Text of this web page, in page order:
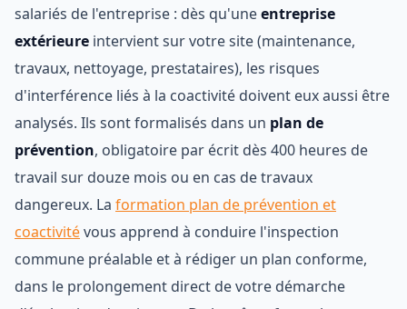
salariés de l'entreprise : dès qu'uneentreprise
extérieure intervient sur votre site (maintenance,
travaux, nettoyage, prestataires), les risques
d'interférence liés à la coactivité doivent eux aussi être
analysés. Ils sont formalisés dans un plan de
prévention, obligatoire par écrit dès 400 heures de
travail sur douze mois ou en cas de travaux
dangereux. La formation plan de prévention et
coactivitévous apprend à conduire l'inspection
commune préalable et à rédiger un plan conforme,
dans le prolongement direct de votre démarche